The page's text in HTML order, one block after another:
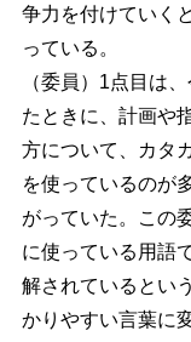
争力を付けていく
っている。
（委員）1点目は
たときに、計画や
方について、カタ
を使っているのが
がっていた。この
に使っている用語
解されているとい
かりやすい言葉に